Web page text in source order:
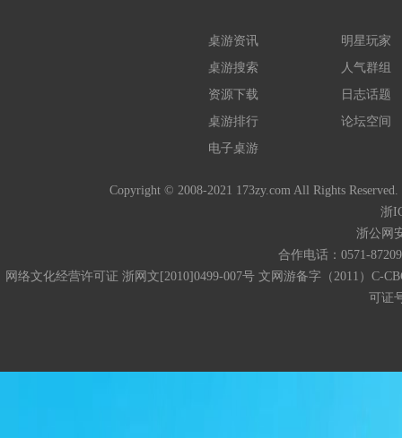
桌游资讯
桌游搜索
资源下载
桌游排行
电子桌游
明星玩家
人气群组
日志话题
论坛空间
Copyright © 2008-2021 173zy.com All Rights
浙
浙公网
合作电话：0571-
网络文化经营许可证 浙网文[2010]0499-007号 文网游备字（2011）C-
可证